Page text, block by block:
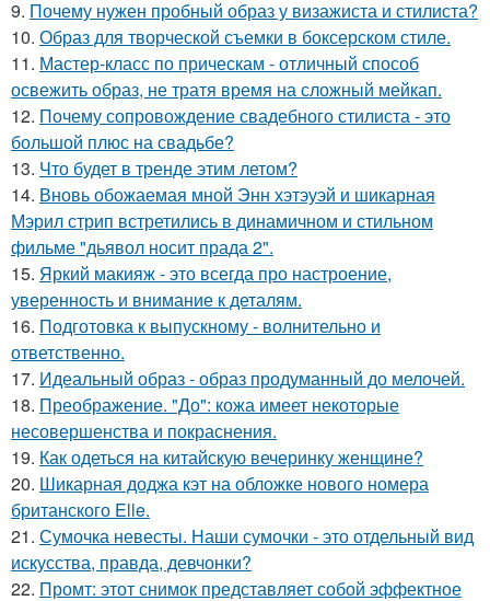
9. Почему нужен пробный образ у визажиста и стилиста?
10. Образ для творческой съемки в боксерском стиле.
11. Мастер-класс по прическам - отличный способ
освежить образ, не тратя время на сложный мейкап.
12. Почему сопровождение свадебного стилиста - это
большой плюс на свадьбе?
13. Что будет в тренде этим летом?
14. Вновь обожаемая мной Энн хэтэуэй и шикарная
Мэрил стрип встретились в динамичном и стильном
фильме "дьявол носит прада 2".
15. Яркий макияж - это всегда про настроение,
уверенность и внимание к деталям.
16. Подготовка к выпускному - волнительно и
ответственно.
17. Идеальный образ - образ продуманный до мелочей.
18. Преображение. "До": кожа имеет некоторые
несовершенства и покраснения.
19. Как одеться на китайскую вечеринку женщине?
20. Шикарная доджа кэт на обложке нового номера
британского Elle.
21. Сумочка невесты. Наши сумочки - это отдельный вид
искусства, правда, девчонки?
22. Промт: этот снимок представляет собой эффектное